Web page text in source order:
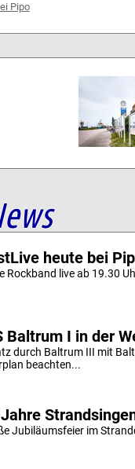
Pipo
heute bei
Rockband live ab 19.30
Baltrum I in der
durch Baltrum III mit
beachten...
Jubiläumsfeier im